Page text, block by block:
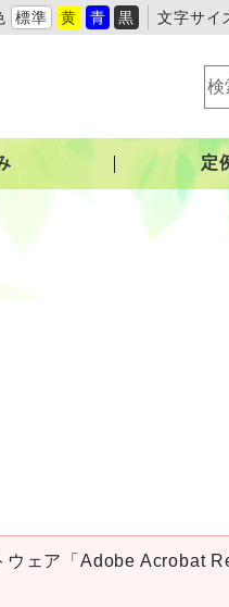
標準 黄 青 黒 文字サイ
定
ェア「Adobe Acrobat